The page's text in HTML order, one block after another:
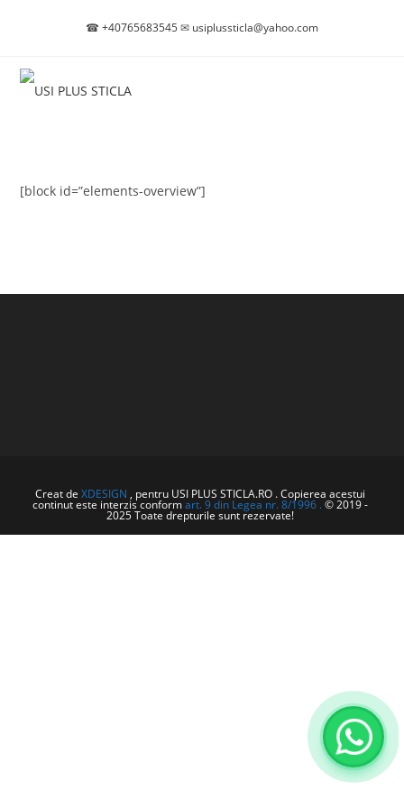
☎ +40765683545✉ usiplussticla@yahoo.com
[block id=”elements-overview”]
Creat de XDESIGN , pentru USI PLUS STICLA.RO . Copierea acestui
continut este interzis conformart. 9 din Legea nr. 8/1996 .© 2019 -
2025 Toate drepturile sunt rezervate!